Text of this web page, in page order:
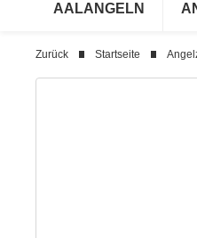
AALANGELN
Zurück Startseite